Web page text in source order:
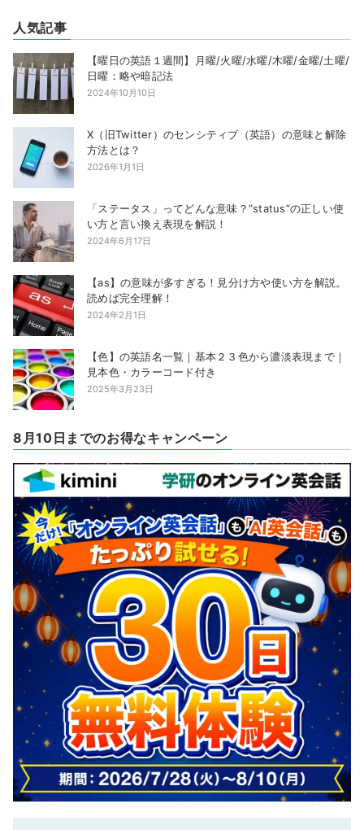
人気記事
【曜日の英語１週間】月曜/火曜/水曜/木曜/金曜/土曜/
日曜：略や暗記法
2024年10月10日
X（旧Twitter）のセンシティブ（英語）の意味と解除
方法とは？
2026年1月1日
「ステータス」ってどんな意味？”status”の正しい使
い方と言い換え表現を解説！
2024年6月17日
【as】の意味が多すぎる！見分け方や使い方を解説。
読めば完全理解！
2024年2月1日
【色】の英語名一覧｜基本２３色から濃淡表現まで｜
見本色・カラーコード付き
2025年3月23日
8月10日までのお得なキャンペーン